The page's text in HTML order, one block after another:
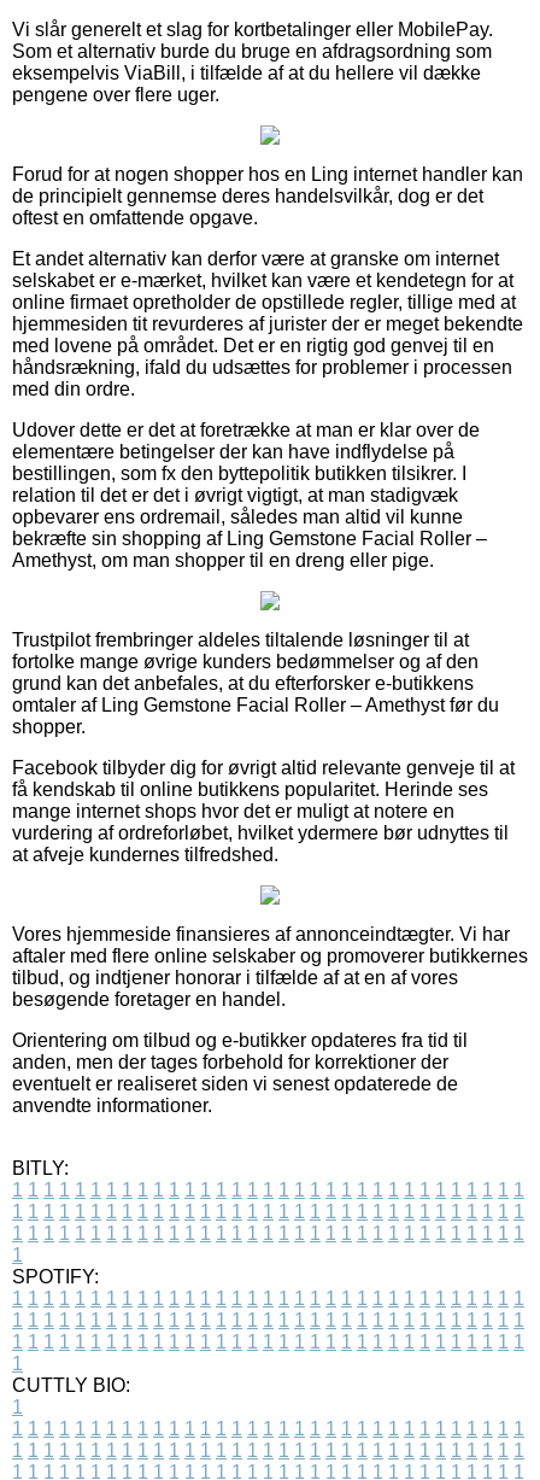
Vi slår generelt et slag for kortbetalinger eller MobilePay.
Som et alternativ burde du bruge en afdragsordning som
eksempelvis ViaBill, i tilfælde af at du hellere vil dække
pengene over flere uger.
Forud for at nogen shopper hos en Ling internet handler kan
de principielt gennemse deres handelsvilkår, dog er det
oftest en omfattende opgave.
Et andet alternativ kan derfor være at granske om internet
selskabet er e-mærket, hvilket kan være et kendetegn for at
online firmaet opretholder de opstillede regler, tillige med at
hjemmesiden tit revurderes af jurister der er meget bekendte
med lovene på området. Det er en rigtig god genvej til en
håndsrækning, ifald du udsættes for problemer i processen
med din ordre.
Udover dette er det at foretrække at man er klar over de
elementære betingelser der kan have indflydelse på
bestillingen, som fx den byttepolitik butikken tilsikrer. I
relation til det er det i øvrigt vigtigt, at man stadigvæk
opbevarer ens ordremail, således man altid vil kunne
bekræfte sin shopping af Ling Gemstone Facial Roller –
Amethyst, om man shopper til en dreng eller pige.
Trustpilot frembringer aldeles tiltalende løsninger til at
fortolke mange øvrige kunders bedømmelser og af den
grund kan det anbefales, at du efterforsker e-butikkens
omtaler af Ling Gemstone Facial Roller – Amethyst før du
shopper.
Facebook tilbyder dig for øvrigt altid relevante genveje til at
få kendskab til online butikkens popularitet. Herinde ses
mange internet shops hvor det er muligt at notere en
vurdering af ordreforløbet, hvilket ydermere bør udnyttes til
at afveje kundernes tilfredshed.
Vores hjemmeside finansieres af annonceindtægter. Vi har
aftaler med flere online selskaber og promoverer butikkernes
tilbud, og indtjener honorar i tilfælde af at en af vores
besøgende foretager en handel.
Orientering om tilbud og e-butikker opdateres fra tid til
anden, men der tages forbehold for korrektioner der
eventuelt er realiseret siden vi senest opdaterede de
anvendte informationer.
BITLY:
1 1 1 1 1 1 1 1 1 1 1 1 1 1 1 1 1 1 1 1 1 1 1 1 1 1 1 1 1 1 1 1 1
1 1 1 1 1 1 1 1 1 1 1 1 1 1 1 1 1 1 1 1 1 1 1 1 1 1 1 1 1 1 1 1 1
1 1 1 1 1 1 1 1 1 1 1 1 1 1 1 1 1 1 1 1 1 1 1 1 1 1 1 1 1 1 1 1 1
1
SPOTIFY:
1 1 1 1 1 1 1 1 1 1 1 1 1 1 1 1 1 1 1 1 1 1 1 1 1 1 1 1 1 1 1 1 1
1 1 1 1 1 1 1 1 1 1 1 1 1 1 1 1 1 1 1 1 1 1 1 1 1 1 1 1 1 1 1 1 1
1 1 1 1 1 1 1 1 1 1 1 1 1 1 1 1 1 1 1 1 1 1 1 1 1 1 1 1 1 1 1 1 1
1
CUTTLY BIO:
1
1 1 1 1 1 1 1 1 1 1 1 1 1 1 1 1 1 1 1 1 1 1 1 1 1 1 1 1 1 1 1 1 1
1 1 1 1 1 1 1 1 1 1 1 1 1 1 1 1 1 1 1 1 1 1 1 1 1 1 1 1 1 1 1 1 1
1 1 1 1 1 1 1 1 1 1 1 1 1 1 1 1 1 1 1 1 1 1 1 1 1 1 1 1 1 1 1 1 1